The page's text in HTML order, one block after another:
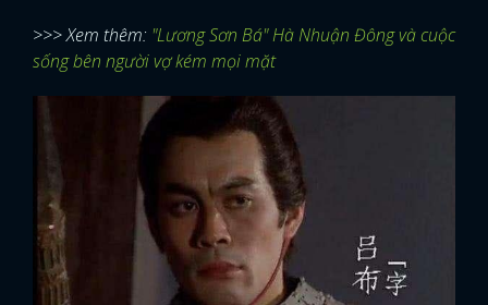
>>> Xem thêm: "Lương Sơn Bá" Hà Nhuận Đông và cuộc
sống bên người vợ kém mọi mặt